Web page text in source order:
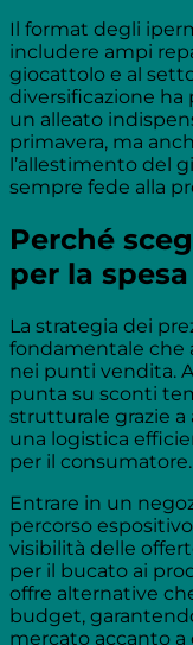
Il format degli
includere ampi
giocattolo e al
diversificazione ha
un alleato
primavera, ma
l’allestimento del
sempre fede alla
Perché
per la
La strategia dei
fondamentale che
nei punti vendita.
punta su sconti
strutturale grazie
una logistica
per il consumatore.
Entrare in un
percorso
visibilità delle
per il bucato ai
offre alternative
budget,
mercato accanto